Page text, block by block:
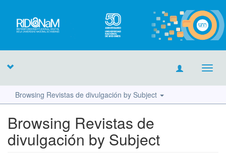
Browsing Revistas de divulgación by Subject
Browsing Revistas de
divulgación by Subject